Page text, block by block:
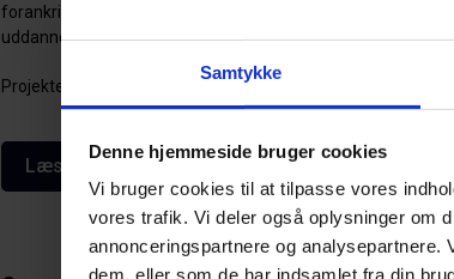
Samtykke
Denne hjemmeside bruger cookies
Vi bruger cookies til at tilpasse vores
vores trafik. Vi deler også oplysninger om
annonceringspartnere og analysepartnere.
dem, eller som de har indsamlet fra din
forankring af bæredygtighed i tekniske
uddannelsesinstitutioner både nationalt og internationalt.
Projektet er støttet med 6 mio. kroner af Novo Nordisk
Læs mere om projektet her